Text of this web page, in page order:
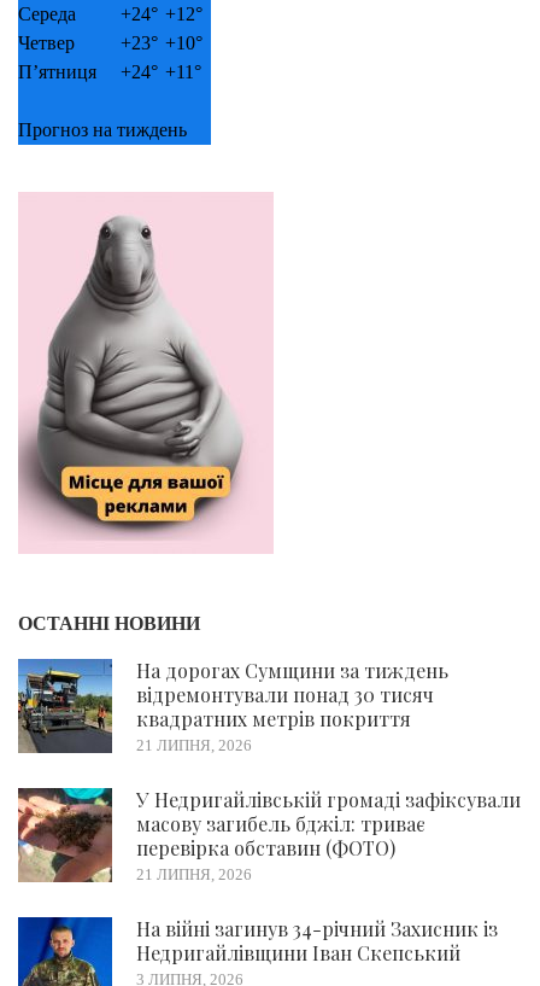
Середа
+24° +12°
Четвер
+23° +10°
П’ятниця
+24° +11°
Прогноз на тиждень
ОСТАННІ НОВИНИ
На дорогах Сумщини за тиждень
відремонтували понад 30 тисяч
квадратних метрів покриття
21 ЛИПНЯ, 2026
У Недригайлівській громаді зафіксували
масову загибель бджіл: триває
перевірка обставин (ФОТО)
21 ЛИПНЯ, 2026
На війні загинув 34-річний Захисник із
Недригайлівщини Іван Скепський
3 ЛИПНЯ, 2026